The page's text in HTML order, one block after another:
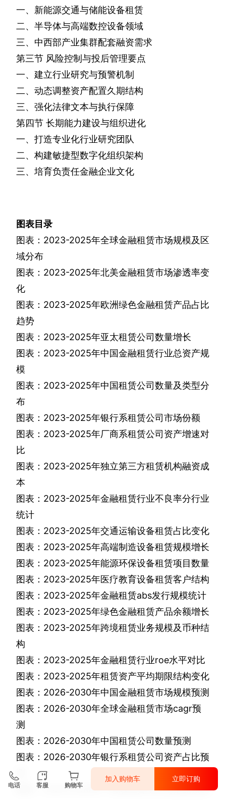
一、新能源交通与储能设备租赁
二、半导体与高端数控设备领域
三、中西部产业集群配套融资需求
第三节 风险控制与投后管理要点
一、建立行业研究与预警机制
二、动态调整资产配置久期结构
三、强化法律文本与执行保障
第四节 长期能力建设与组织进化
一、打造专业化行业研究团队
二、构建敏捷型数字化组织架构
三、培育负责任金融企业文化
图表目录
图表： 2023-2025年全球金融租赁市场规模及区
域分布
图表： 2023-2025年北美金融租赁市场渗透率变
化
图表： 2023-2025年欧洲绿色金融租赁产品占比
趋势
图表： 2023-2025年亚太租赁公司数量增长
图表： 2023-2025年中国金融租赁行业总资产规
模
图表： 2023-2025年中国租赁公司数量及类型分
布
图表： 2023-2025年银行系租赁公司市场份额
图表： 2023-2025年厂商系租赁公司资产增速对
比
图表： 2023-2025年独立第三方租赁机构融资成
本
图表： 2023-2025年金融租赁行业不良率分行业
统计
图表： 2023-2025年交通运输设备租赁占比变化
图表： 2023-2025年高端制造设备租赁规模增长
图表： 2023-2025年能源环保设备租赁项目数量
图表： 2023-2025年医疗教育设备租赁客户结构
图表： 2023-2025年金融租赁abs发行规模统计
图表： 2023-2025年绿色金融租赁产品余额增长
图表： 2023-2025年跨境租赁业务规模及币种结
构
图表： 2023-2025年金融租赁行业roe水平对比
图表： 2023-2025年租赁资产平均期限结构变化
图表： 2026-2030年中国金融租赁市场规模预测
图表： 2026-2030年全球金融租赁市场cagr预
测
图表： 2026-2030年中国租赁公司数量预测
图表： 2026-2030年银行系租赁公司资产占比预
图表：2026-2030年厂商系租赁专业化指数预测
电话 客服 购物车
加入购物车 立即订购